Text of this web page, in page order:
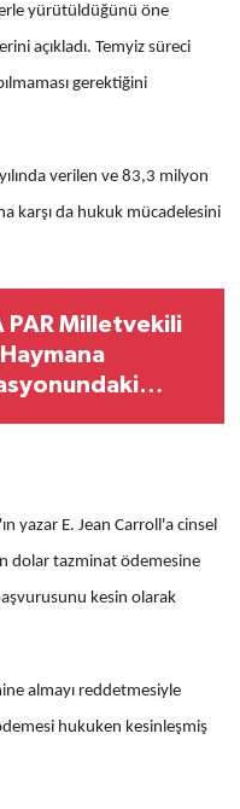
yürütüldüğünü öne
açıkladı. Temyiz süreci
gerektiğini
verilen ve 83,3 milyon
karşı da hukuk mücadelesini
PAR Milletvekili
yazar E. Jean Carroll'a cinsel
dolar tazminat ödemesine
kesin olarak
almayı reddetmesiyle
hukuken kesinleşmiş